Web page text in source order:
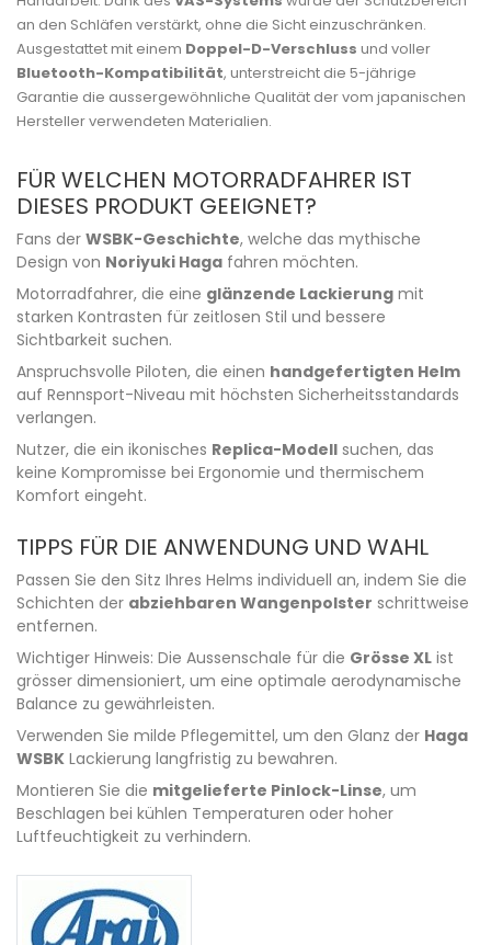
an den Schläfen verstärkt, ohne die Sicht einzuschränken.
Ausgestattet mit einem Doppel-D-Verschluss und voller
Bluetooth-Kompatibilität, unterstreicht die 5-jährige
Garantie die aussergewöhnliche Qualität der vom japanischen
Hersteller verwendeten Materialien.
FÜR WELCHEN MOTORRADFAHRER IST
DIESES PRODUKT GEEIGNET?
Fans der WSBK-Geschichte, welche das mythische
Design von Noriyuki Haga fahren möchten.
Motorradfahrer, die eine glänzende Lackierung mit
starken Kontrasten für zeitlosen Stil und bessere
Sichtbarkeit suchen.
Anspruchsvolle Piloten, die einen handgefertigten Helm
auf Rennsport-Niveau mit höchsten Sicherheitsstandards
verlangen.
Nutzer, die ein ikonisches Replica-Modell suchen, das
keine Kompromisse bei Ergonomie und thermischem
Komfort eingeht.
TIPPS FÜR DIE ANWENDUNG UND WAHL
Passen Sie den Sitz Ihres Helms individuell an, indem Sie die
Schichten der abziehbaren Wangenpolster schrittweise
entfernen.
Wichtiger Hinweis: Die Aussenschale für die Grösse XL ist
grösser dimensioniert, um eine optimale aerodynamische
Balance zu gewährleisten.
Verwenden Sie milde Pflegemittel, um den Glanz der Haga
WSBK Lackierung langfristig zu bewahren.
Montieren Sie die mitgelieferte Pinlock-Linse, um
Beschlagen bei kühlen Temperaturen oder hoher
Luftfeuchtigkeit zu verhindern.